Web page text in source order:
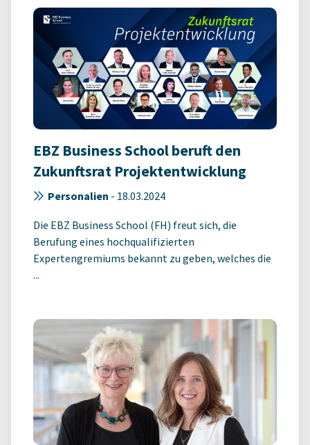
EBZ Business School beruft den
Zukunftsrat Projektentwicklung
Personalien - 18.03.2024
Die EBZ Business School (FH) freut sich, die
Berufung eines hochqualifizierten
Expertengremiums bekannt zu geben, welches die
...